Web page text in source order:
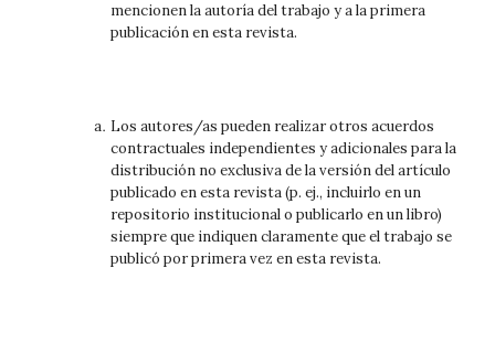
mencionen la autoría del trabajo y a la primera
publicación en esta revista.
Los autores/as pueden realizar otros acuerdos
contractuales independientes y adicionales para la
distribución no exclusiva de la versión del artículo
publicado en esta revista (p. ej., incluirlo en un
repositorio institucional o publicarlo en un libro)
siempre que indiquen claramente que el trabajo se
publicó por primera vez en esta revista.